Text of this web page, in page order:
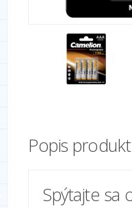
Popis
Spýtajte sa